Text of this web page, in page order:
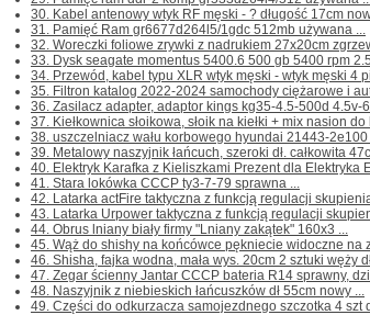
30. Kabel antenowy wtyk RF męski - ? długość 17cm
31. Pamięć Ram gr6677d264l5/1gdc 512mb używana ...
32. Woreczki foliowe zrywki z nadrukiem 27x20cm
33. Dysk seagate momentus 5400.6 500 gb 5400 rpm
34. Przewód, kabel typu XLR wtyk męski - wtyk męski 4
35. Filtron katalog 2022-2024 samochody ciężarowe i
36. Zasilacz adapter, adaptor kings kg35-4.5-500d 4.5v-
37. Kiełkownica słoikowa, słoik na kiełki + mix nasion do
38. uszczelniacz wału korbowego hyundai 21443-2e100
39. Metalowy naszyjnik łańcuch, szeroki dł. całkowita
40. Elektryk Karafka z Kieliszkami Prezent dla Elektryka
41. Stara lokówka CCCP ty3-7-79 sprawna ...
42. Latarka actFire taktyczna z funkcją regulacji
43. Latarka Urpower taktyczna z funkcją regulacji
44. Obrus lniany biały firmy "Lniany zakątek" 160x3 ...
45. Wąż do shishy na końcówce pękniecie widoczne na
46. Shisha, fajka wodna, mała wys. 20cm 2 sztuki węży
47. Zegar ścienny Jantar CCCP bateria R14 sprawny,
48. Naszyjnik z niebieskich łańcuszków dł 55cm nowy ...
49. Części do odkurzacza samojezdnego szczotka 4 szt